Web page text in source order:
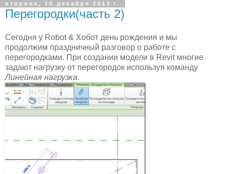
вторник, 10 декабря 2013 г.
Перегородки(часть 2)
Сегодня у Robot & Хобот день рождения и мы
продолжим праздничный разговор о работе с
перегородками. При создании модели в Revit многие
задают нагрузку от перегородок используя команду
Линейная нагрузка.